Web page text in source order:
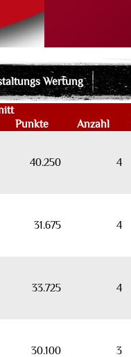
Wertung
Punkte Anzahl
40.250 4
31.675 4
33.725 4
30.100 3